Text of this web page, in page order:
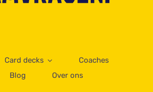
Card decks
Coaches
Blog
Over ons